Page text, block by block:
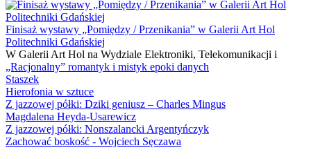
Finisaż wystawy „Pomiędzy / Przenikania” w Galerii Art Hol
Politechniki Gdańskiej
W Galerii Art Hol na Wydziale Elektroniki, Telekomunikacji i
„Racjonalny” romantyk i mistyk epoki danych
Staszek
Hierofonia w sztuce
Z jazzowej półki: Dziki geniusz – Charles Mingus
Magdalena Heyda-Usarewicz
Z jazzowej półki: Nonszalancki Argentyńczyk
Zachować boskość - Wojciech Sęczawa